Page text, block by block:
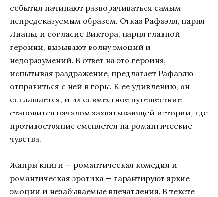
события начинают разворачиваться самым
непредсказуемым образом. Отказ Рафаэля, парня
Лианы, и согласие Виктора, парня главной
героини, вызывают волну эмоций и
недоразумений. В ответ на это героиня,
испытывая раздражение, предлагает Рафаэлю
отправиться с ней в горы. К ее удивлению, он
соглашается, и их совместное путешествие
становится началом захватывающей истории, где
противостояние сменяется на романтические
чувства.
Жанры книги — романтическая комедия и
романтическая эротика — гарантируют яркие
эмоции и незабываемые впечатления. В тексте